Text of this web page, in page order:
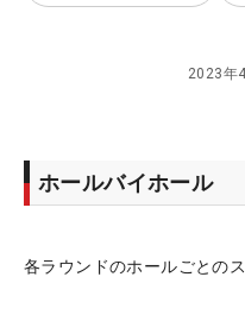
2023年
ホールバイホール
各ラウンドのホールごとの